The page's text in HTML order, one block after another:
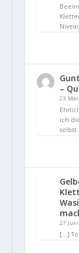
–
23.
ich
selbst…
27.
[…]